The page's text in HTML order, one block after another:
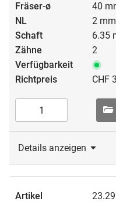
40
2 mm
6.35
2
CHF
Details anzeigen